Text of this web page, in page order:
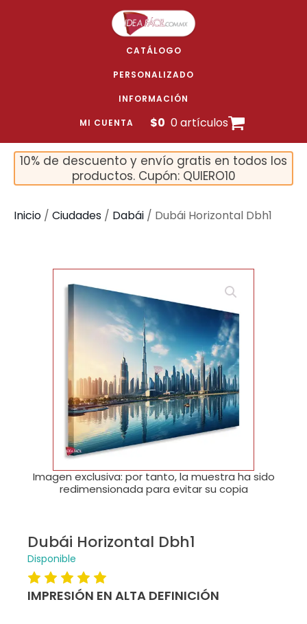
CATÁLOGO
PERSONALIZADO
INFORMACIÓN
MI CUENTA $0 0 artículos
10% de descuento y envío gratis en todos los
productos. Cupón: QUIERO10
Inicio / Ciudades / Dabái / Dubái Horizontal Dbh1
🔍
Imagen exclusiva: por tanto, la muestra ha sido
redimensionada para evitar su copia
Dubái Horizontal Dbh1
Disponible
IMPRESIÓN EN ALTA DEFINICIÓN